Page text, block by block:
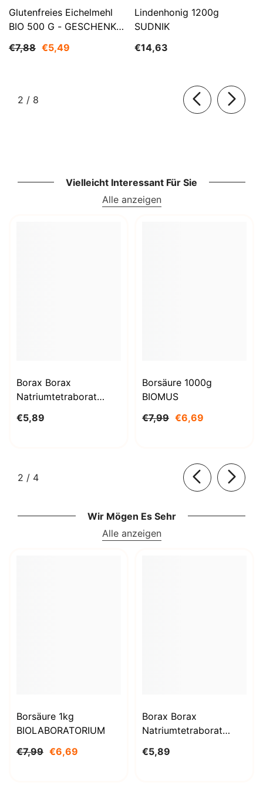
Glutenfreies Eichelmehl
BIO 500 G - GESCHENKE
€7,88 €5,49
Lindenhonig 1200g
SUDNIK
€14,63
2 / von
8
Vielleicht Interessant Für Sie
Alle anzeigen
Borax Borax
Natriumtetraborat
STANLAB
€5,89
Borsäure 1000g
BIOMUS
€7,99 €6,69
2 / von
4
Wir Mögen Es Sehr
Alle anzeigen
Borsäure 1kg
BIOLABORATORIUM
€7,99 €6,69
Borax Borax
Natriumtetraborat
BioLaboratorium
€5,89